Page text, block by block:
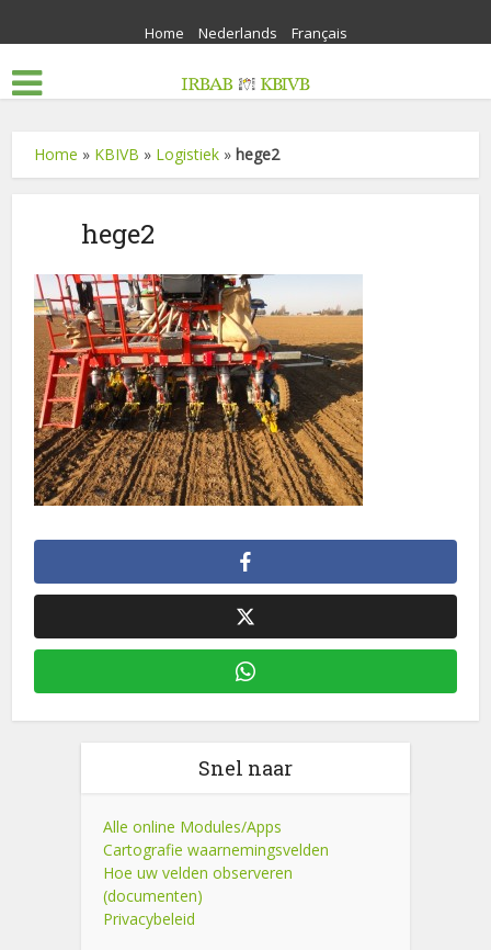
Home Nederlands Français
Home » KBIVB » Logistiek »hege2
hege2
Snel naar
Alle online Modules/Apps
Cartografie waarnemingsvelden
Hoe uw velden observeren
(documenten)
Privacybeleid